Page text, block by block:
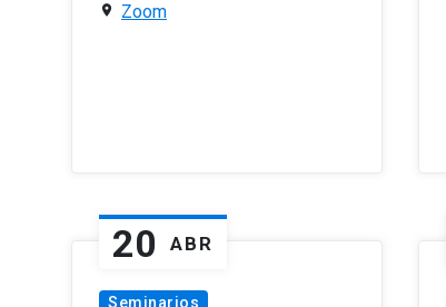
Zoom
20 ABR
Seminarios